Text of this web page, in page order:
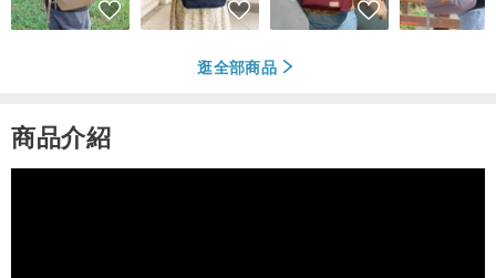
逛全部商品
商品介紹